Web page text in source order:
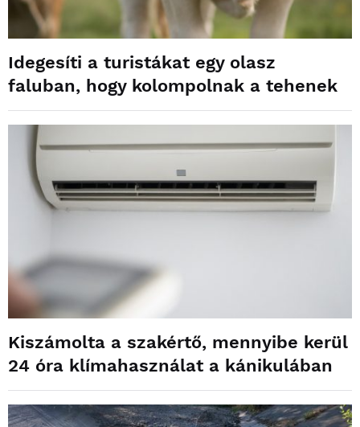
Idegesíti a turistákat egy olasz
faluban, hogy kolompolnak a tehenek
Kiszámolta a szakértő, mennyibe kerül
24 óra klímahasználat a kánikulában